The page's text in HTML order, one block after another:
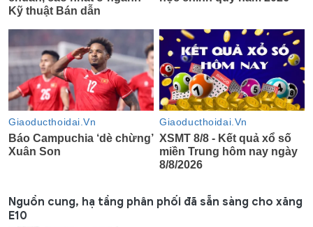
Nguồn cung, hạ tầng phân phối đã sẵn sàng cho xăng
E10